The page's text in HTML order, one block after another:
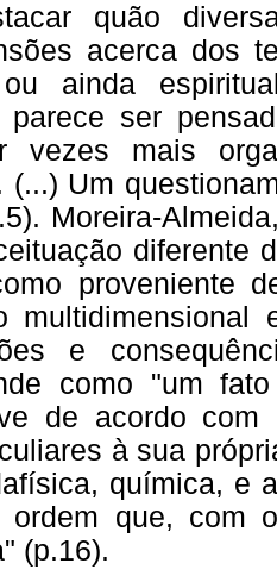
quão
acerca dos
ainda
parece ser
vezes mais
(...) Um
Moreira-
diferente
proveniente
e
como "um
de acordo
à sua
química, e
ordem que, com
(p.16).